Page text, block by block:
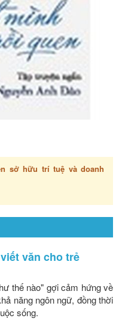
sở hữu trí tuệ và doanh
văn cho trẻ
thế nào" gợi cảm hứng về
năng ngôn ngữ, đồng thời
sống.